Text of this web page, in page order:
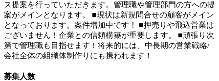
ス提案を行っていただきます。管理職や管理部門の方への提
案がメインとなります。 ■現状は新規問合せの顧客がメイン
となっております。案件増加中です！ ■押売りや飛込営業は
ございません！企業との信頼構築が重要します。 ■頑張り次
第で管理職も目指せます！将来的には、中長期の営業戦略/
会社全体の組織体制作りにも携われます！
募集人数